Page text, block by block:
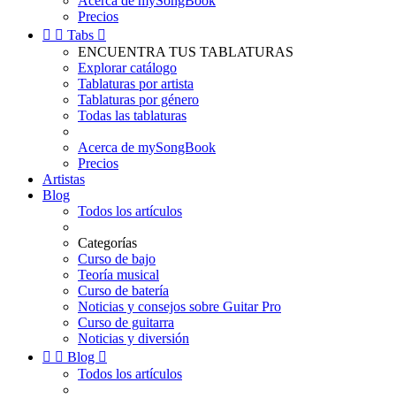
Precios
  Tabs 
ENCUENTRA TUS TABLATURAS
Explorar catálogo
Tablaturas por artista
Tablaturas por género
Todas las tablaturas
Acerca de mySongBook
Precios
Artistas
Blog
Todos los artículos
Categorías
Curso de bajo
Teoría musical
Curso de batería
Noticias y consejos sobre Guitar Pro
Curso de guitarra
Noticias y diversión
  Blog 
Todos los artículos